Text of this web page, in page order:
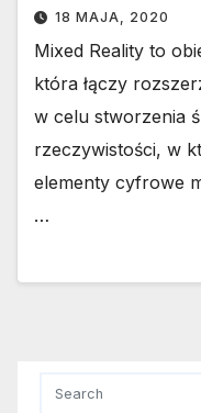
18 MAJA, 2020
Mixed Reality to
która łączy
w celu stworzenia
rzeczywistości, w
elementy cyfrowe
…